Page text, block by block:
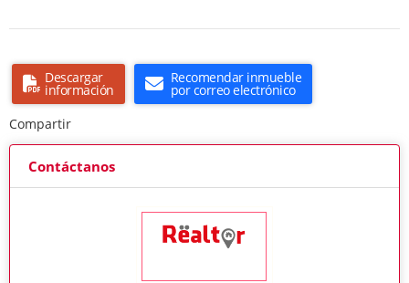
Descargar
información
Recomendar inmueble
por correo electrónico
Compartir
Contáctanos